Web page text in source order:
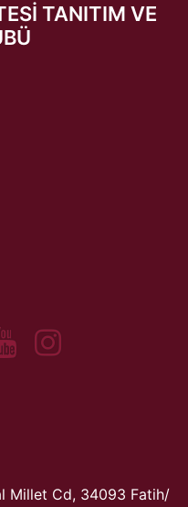
TANITIM VE
YoutubeInstagram
Millet Cd, 34093 Fatih/